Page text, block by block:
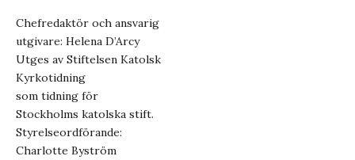
Chefredaktör och ansvarig
utgivare: Helena D’Arcy
Utges av Stiftelsen Katolsk
Kyrkotidning
som tidning för
Stockholms katolska stift.
Styrelseordförande:
Charlotte Byström